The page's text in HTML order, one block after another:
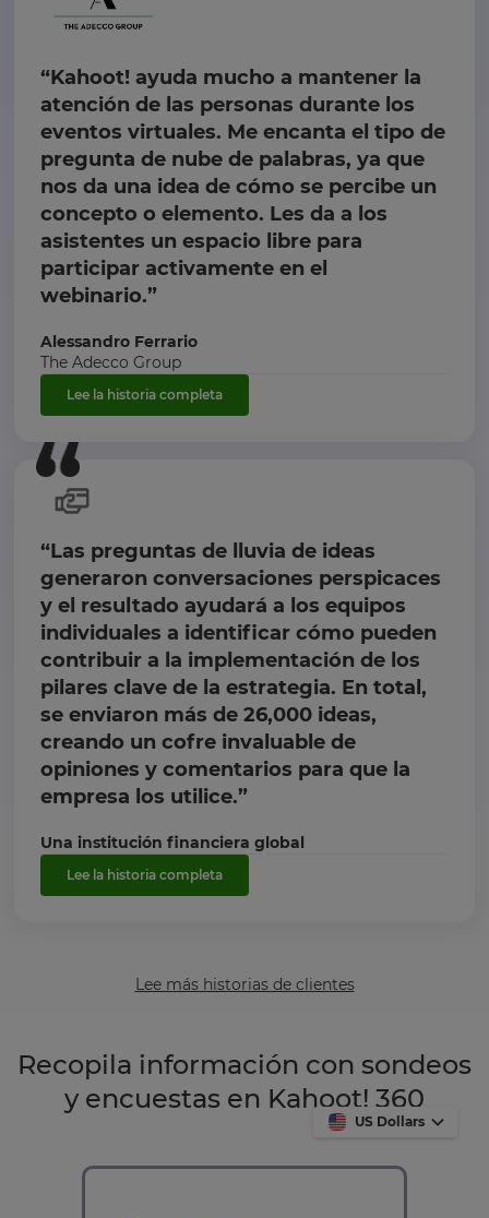
“Kahoot! ayuda mucho a mantener la
atención de las personas durante los
eventos virtuales. Me encanta el tipo de
pregunta de nube de palabras, ya que
nos da una idea de cómo se percibe un
concepto o elemento. Les da a los
asistentes un espacio libre para
participar activamente en el
webinario.”
Alessandro Ferrario
The Adecco Group
Lee la historia completa
“Las preguntas de lluvia de ideas
generaron conversaciones perspicaces
y el resultado ayudará a los equipos
individuales a identificar cómo pueden
contribuir a la implementación de los
pilares clave de la estrategia. En total,
se enviaron más de 26,000 ideas,
creando un cofre invaluable de
opiniones y comentarios para que la
empresa los utilice.”
Una institución financiera global
Lee la historia completa
Lee más historias de clientes
Recopila información con sondeos
y encuestas en Kahoot! 360
US Dollars